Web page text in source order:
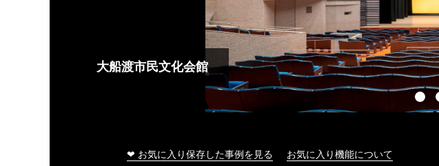
大船渡市民文化会館
❤ お気に入り保存した事例を見る お気に入り機能について